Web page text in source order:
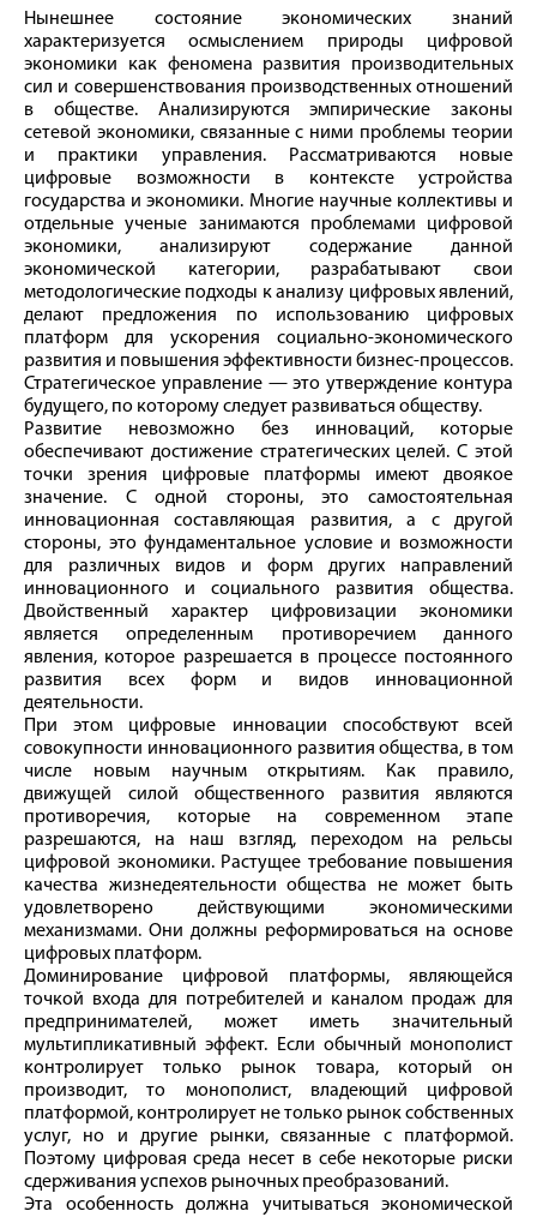
Нынешнее состояние экономических знаний
характеризуется осмыслением природы цифровой
экономики как феномена развития производительных
сил и совершенствования производственных отношений
в обществе. Анализируются эмпирические законы
сетевой экономики, связанные с ними проблемы теории
и практики управления. Рассматриваются новые
цифровые возможности в контексте устройства
государства и экономики. Многие научные коллективы и
отдельные ученые занимаются проблемами цифровой
экономики, анализируют содержание данной
экономической категории, разрабатывают свои
методологические подходы к анализу цифровых явлений,
делают предложения по использованию цифровых
платформ для ускорения социально-экономического
развития и повышения эффективности бизнес-процессов.
Стратегическое управление — это утверждение контура
будущего, по которому следует развиваться обществу.
Развитие невозможно без инноваций, которые
обеспечивают достижение стратегических целей. С этой
точки зрения цифровые платформы имеют двоякое
значение. С одной стороны, это самостоятельная
инновационная составляющая развития, а с другой
стороны, это фундаментальное условие и возможности
для различных видов и форм других направлений
инновационного и социального развития общества.
Двойственный характер цифровизации экономики
является определенным противоречием данного
явления, которое разрешается в процессе постоянного
развития всех форм и видов инновационной
деятельности.
При этом цифровые инновации способствуют всей
совокупности инновационного развития общества, в том
числе новым научным открытиям. Как правило,
движущей силой общественного развития являются
противоречия, которые на современном этапе
разрешаются, на наш взгляд, переходом на рельсы
цифровой экономики. Растущее требование повышения
качества жизнедеятельности общества не может быть
удовлетворено действующими экономическими
механизмами. Они должны реформироваться на основе
цифровых платформ.
Доминирование цифровой платформы, являющейся
точкой входа для потребителей и каналом продаж для
предпринимателей, может иметь значительный
мультипликативный эффект. Если обычный монополист
контролирует только рынок товара, который он
производит, то монополист, владеющий цифровой
платформой, контролирует не только рынок собственных
услуг, но и другие рынки, связанные с платформой.
Поэтому цифровая среда несет в себе некоторые риски
сдерживания успехов рыночных преобразований.
Эта особенность должна учитываться экономической